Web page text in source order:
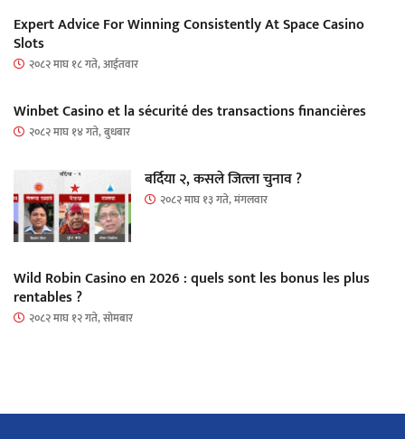
Expert Advice For Winning Consistently At Space Casino
Slots
२०८२ माघ १८ गते, आईतवार
Winbet Casino et la sécurité des transactions financières
२०८२ माघ १४ गते, बुधबार
बर्दिया २, कसले जित्ला चुनाव ?
२०८२ माघ १३ गते, मंगलवार
Wild Robin Casino en 2026 : quels sont les bonus les plus
rentables ?
२०८२ माघ १२ गते, सोमबार